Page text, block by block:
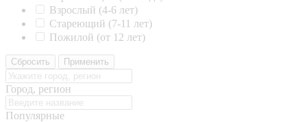
Взрослый (4-6 лет)
Стареющий (7-11 лет)
Пожилой (от 12 лет)
Сбросить Применить
Город, регион
Популярные